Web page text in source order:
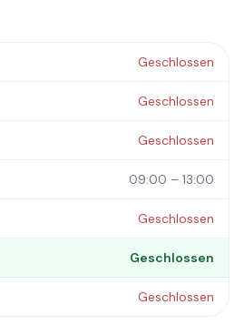
Geschlossen
Geschlossen
Geschlossen
09:00 – 13:00
Geschlossen
Geschlossen
Geschlossen